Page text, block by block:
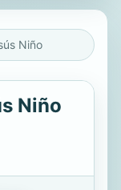
Niño
Niño